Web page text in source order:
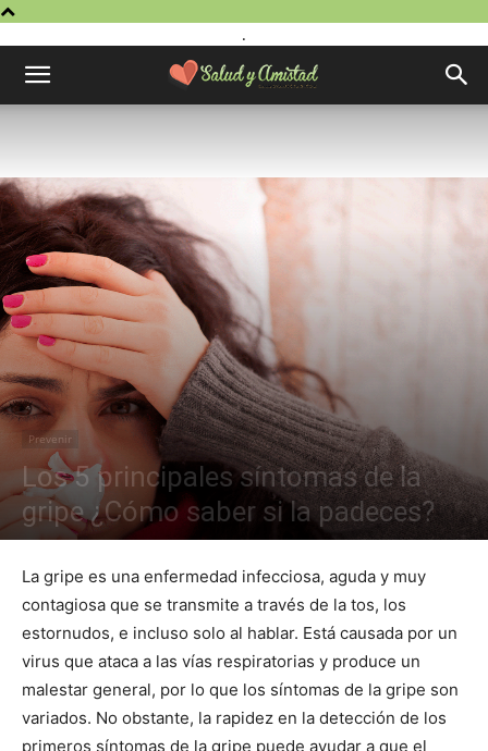
.
Prevenir
Los 5 principales síntomas de la
gripe ¿Cómo saber si la padeces?
La gripe es una enfermedad infecciosa, aguda y muy
contagiosa que se transmite a través de la tos, los
estornudos, e incluso solo al hablar. Está causada por un
virus que ataca a las vías respiratorias y produce un
malestar general, por lo que los síntomas de la gripe son
variados. No obstante, la rapidez en la detección de los
primeros síntomas de la gripe puede ayudar a que el